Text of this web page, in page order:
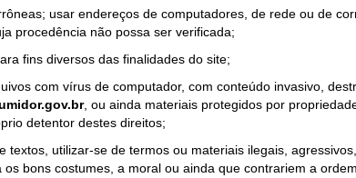
usar endereços de computadores, de rede ou de
procedência não possa ser verificada;
fins diversos das finalidades do site;
com vírus de computador, com conteúdo invasivo,
, ou ainda materiais protegidos por
detentor destes direitos;
textos, utilizar-se de termos ou materiais ilegais,
bons costumes, a moral ou ainda que contrariem a